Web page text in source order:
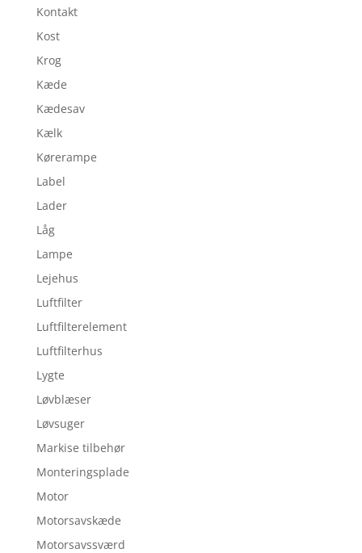
Kontakt
Kost
Krog
Kæde
Kædesav
Kælk
Kørerampe
Label
Lader
Låg
Lampe
Lejehus
Luftfilter
Luftfilterelement
Luftfilterhus
Lygte
Løvblæser
Løvsuger
Markise tilbehør
Monteringsplade
Motor
Motorsavskæde
Motorsavssværd